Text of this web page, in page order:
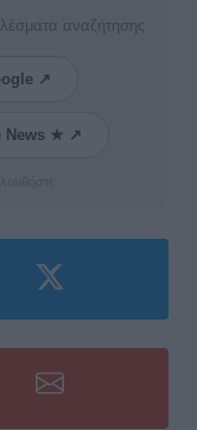
αναζήτησης
↗
News ★ ↗